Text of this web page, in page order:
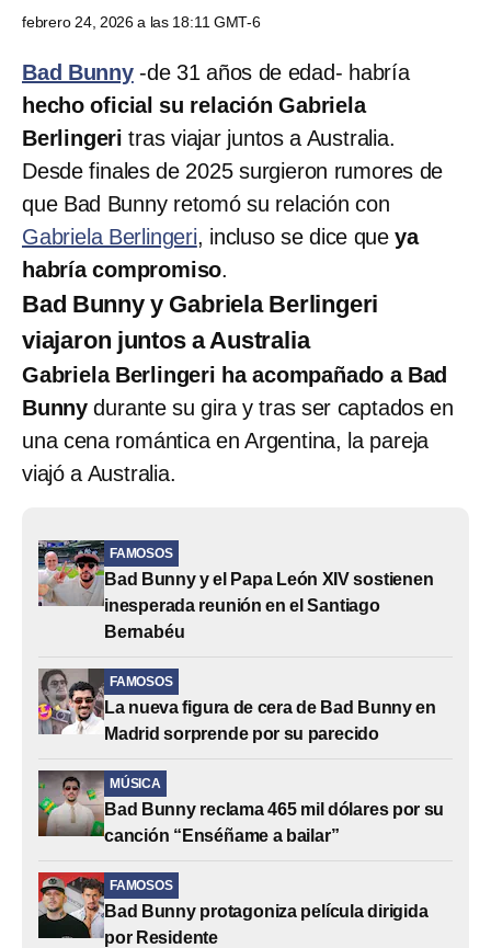
febrero 24, 2026 a las 18:11 GMT-6
Bad Bunny-de 31 años de edad- habría
hecho oficial su relación Gabriela
Berlingeritras viajar juntos a Australia.
Desde finales de 2025 surgieron rumores de
que Bad Bunny retomó su relación con
Gabriela Berlingeri, incluso se dice queya
habría compromiso.
Bad Bunny y Gabriela Berlingeri
viajaron juntos a Australia
Gabriela Berlingeri ha acompañado a Bad
Bunny durante su gira y tras ser captados en
una cena romántica en Argentina, la pareja
viajó a Australia.
FAMOSOS
Bad Bunny y el Papa León XIV sostienen
inesperada reunión en el Santiago
Bernabéu
FAMOSOS
La nueva figura de cera de Bad Bunny en
Madrid sorprende por su parecido
MÚSICA
Bad Bunny reclama 465 mil dólares por su
canción “Enséñame a bailar”
FAMOSOS
Bad Bunny protagoniza película dirigida
por Residente